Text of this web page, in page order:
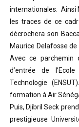
internationales. Ainsi
les traces de ce
décrochera son
Maurice Delafosse de
Avec ce parchemin
d’entrée de
Technologie
formation à Air
Puis, Djibril Seck
prestigieuse